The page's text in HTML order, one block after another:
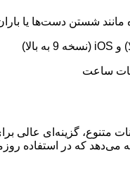
شستن دست‌ها یا
متنوع، گزینه‌ای عالی
که در استفاده